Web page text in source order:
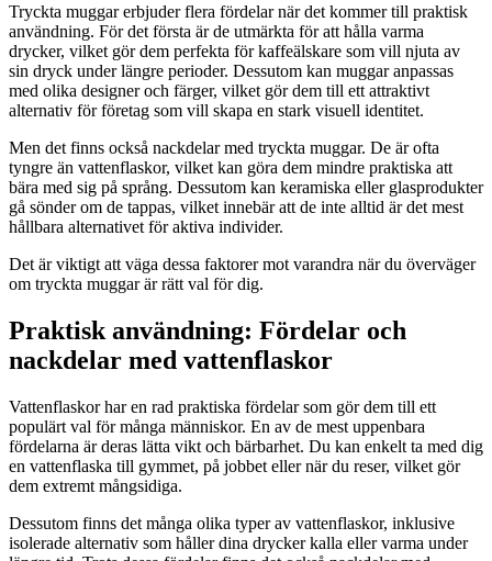
Tryckta muggar erbjuder flera fördelar när det kommer till praktisk
användning. För det första är de utmärkta för att hålla varma
drycker, vilket gör dem perfekta för kaffeälskare som vill njuta av
sin dryck under längre perioder. Dessutom kan muggar anpassas
med olika designer och färger, vilket gör dem till ett attraktivt
alternativ för företag som vill skapa en stark visuell identitet.
Men det finns också nackdelar med tryckta muggar. De är ofta
tyngre än vattenflaskor, vilket kan göra dem mindre praktiska att
bära med sig på språng. Dessutom kan keramiska eller glasprodukter
gå sönder om de tappas, vilket innebär att de inte alltid är det mest
hållbara alternativet för aktiva individer.
Det är viktigt att väga dessa faktorer mot varandra när du överväger
om tryckta muggar är rätt val för dig.
Praktisk användning: Fördelar och
nackdelar med vattenflaskor
Vattenflaskor har en rad praktiska fördelar som gör dem till ett
populärt val för många människor. En av de mest uppenbara
fördelarna är deras lätta vikt och bärbarhet. Du kan enkelt ta med dig
en vattenflaska till gymmet, på jobbet eller när du reser, vilket gör
dem extremt mångsidiga.
Dessutom finns det många olika typer av vattenflaskor, inklusive
isolerade alternativ som håller dina drycker kalla eller varma under